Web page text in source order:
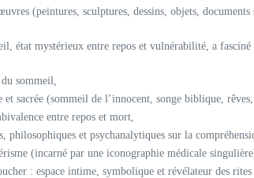
(peintures, sculptures, dessins, objets,
état mystérieux entre repos et vulnérabilité, a
sommeil,
sacrée (sommeil de l’innocent, songe biblique, rêves,
entre repos et mort,
philosophiques et psychanalytiques sur la
(incarné par une iconographie médicale
: espace intime, symbolique et révélateur des rites